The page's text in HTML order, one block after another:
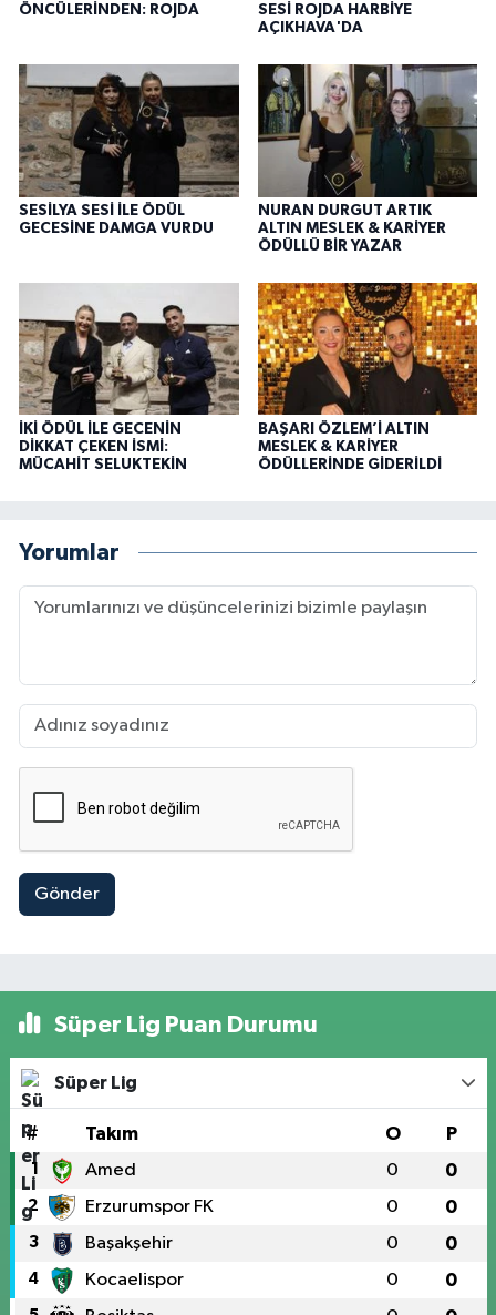
ÖNCÜLERİNDEN: ROJDA
SESİ ROJDA HARBİYE
AÇIKHAVA'DA
SESİLYA SESİ İLE ÖDÜL
GECESİNE DAMGA VURDU
NURAN DURGUT ARTIK
ALTIN MESLEK & KARİYER
ÖDÜLLÜ BİR YAZAR
İKİ ÖDÜL İLE GECENİN
DİKKAT ÇEKEN İSMİ:
MÜCAHİT SELUKTEKİN
BAŞARI ÖZLEM’İ ALTIN
MESLEK & KARİYER
ÖDÜLLERİNDE GİDERİLDİ
Yorumlar
Gönder
Süper Lig Puan Durumu
Süper Lig
# Takım O P
1 Amed 0 0
2 Erzurumspor FK 0 0
3 Başakşehir 0 0
4 Kocaelispor 0 0